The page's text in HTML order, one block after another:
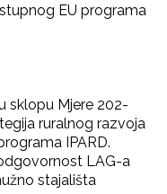
EU programa
sklopu Mjere 202-
ruralnog razvoja
IPARD.
LAG-a
stajališta